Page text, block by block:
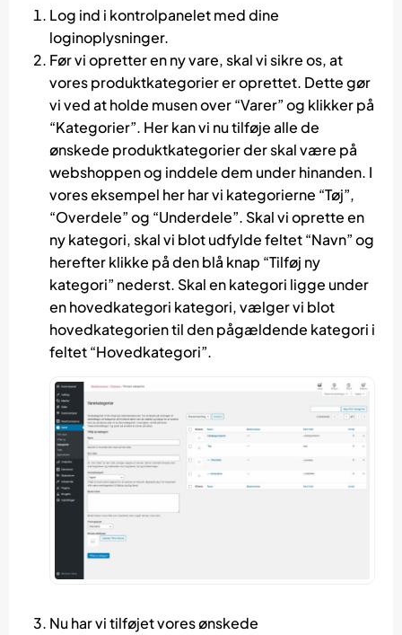
Log ind i kontrolpanelet med dine
loginoplysninger.
Før vi opretter en ny vare, skal vi sikre os, at
vores produktkategorier er oprettet. Dette gør
vi ved at holde musen over “Varer” og klikker på
“Kategorier”. Her kan vi nu tilføje alle de
ønskede produktkategorier der skal være på
webshoppen og inddele dem under hinanden. I
vores eksempel her har vi kategorierne “Tøj”,
“Overdele” og “Underdele”. Skal vi oprette en
ny kategori, skal vi blot udfylde feltet “Navn” og
herefter klikke på den blå knap “Tilføj ny
kategori” nederst. Skal en kategori ligge under
en hovedkategori kategori, vælger vi blot
hovedkategorien til den pågældende kategori i
feltet “Hovedkategori”.
Nu har vi tilføjet vores ønskede